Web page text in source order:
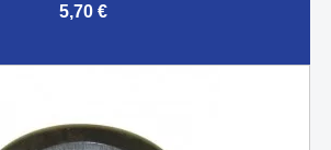
5,70 €